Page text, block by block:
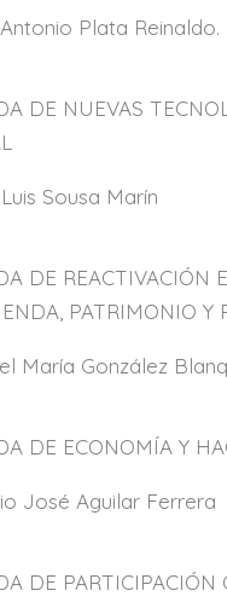
Plata Reinaldo.
DE NUEVAS
Sousa Marín
DE REACTIVACIÓN
PATRIMONIO Y
María González
DE ECONOMÍA Y
José Aguilar Ferrera
DE